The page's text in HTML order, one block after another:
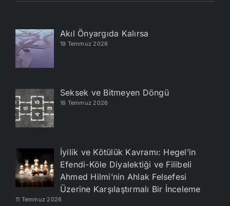
Akıl Önyargıda Kalırsa
19 Temmuz 2026
Seksek ve Bitmeyen Döngü
18 Temmuz 2026
İyilik ve Kötülük Kavramı: Hegel’in
Efendi-Köle Diyalektiği ve Filibeli
Ahmed Hilmi’nin Ahlak Felsefesi
Üzerine Karşılaştırmalı Bir İnceleme
11 Temmuz 2026